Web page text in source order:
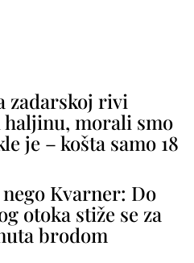
zadarskoj rivi
morali smo
je – košta samo 18
Kvarner: Do
otoka stiže se za
brodom